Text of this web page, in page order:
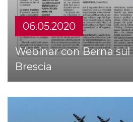
06.05.2020
Webinar con Berna sul
Brescia